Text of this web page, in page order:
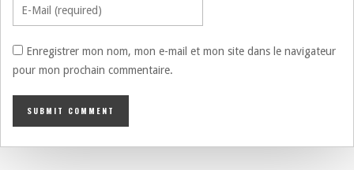
Enregistrer mon nom, mon e-mail et mon site dans le navigateur
pour mon prochain commentaire.